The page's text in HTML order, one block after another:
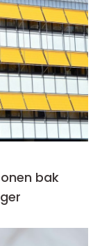
bak